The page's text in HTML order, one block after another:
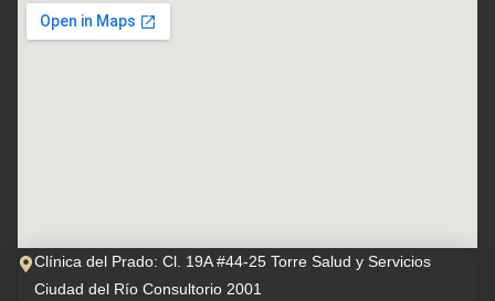
Clínica del Prado: Cl. 19A #44-25 Torre Salud y Servicios
Ciudad del Río Consultorio 2001